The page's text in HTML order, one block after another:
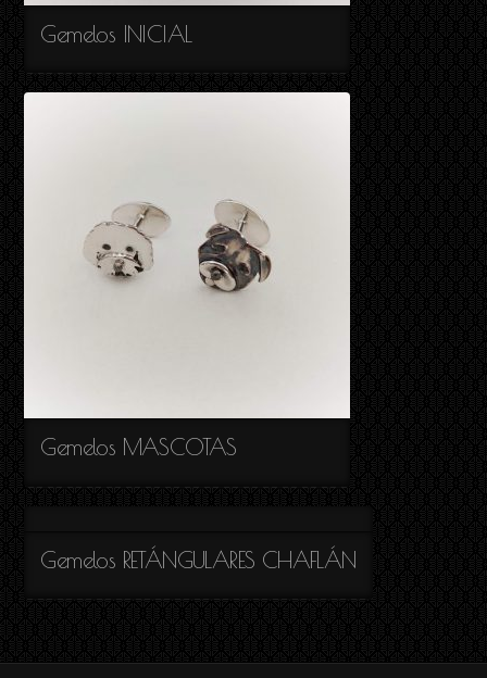
Gemelos INICIAL
Gemelos MASCOTAS
Gemelos RETÁNGULARES CHAFLÁN